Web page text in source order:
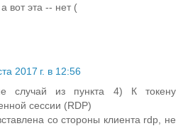
вот эта -- нет (
2017 г. в 12:56
случай из пункта 4) К токену
сессии (RDP)
со стороны клиента rdp, не